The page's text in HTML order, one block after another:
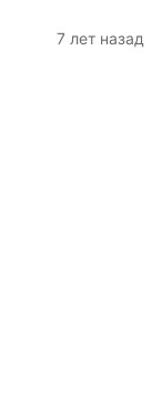
7 лет назад